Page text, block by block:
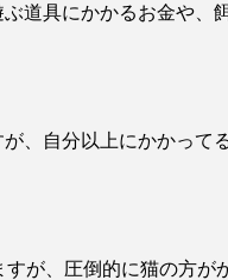
道具にかかるお金や、
、自分以上にかかって
が、圧倒的に猫の方が